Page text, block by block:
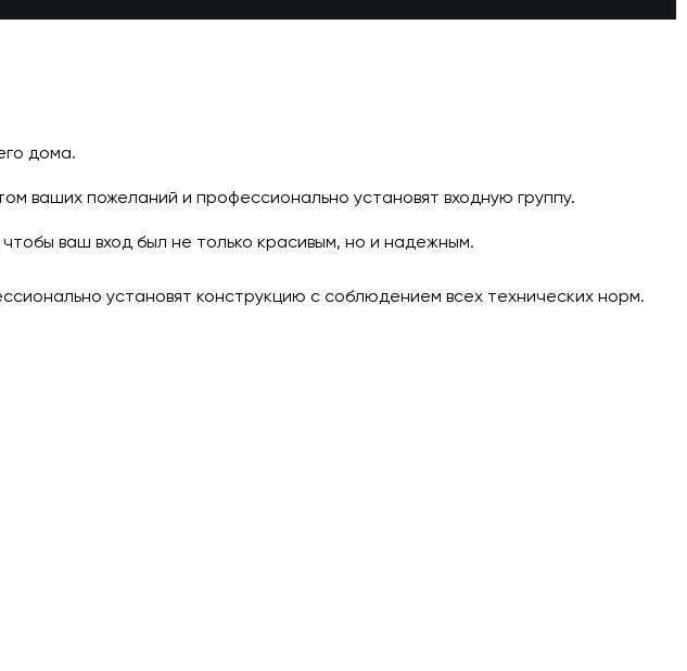
дома.
ваших пожеланий и профессионально установят входную группу.
ваш вход был не только красивым, но и надежным.
установят конструкцию с соблюдением всех технических норм.